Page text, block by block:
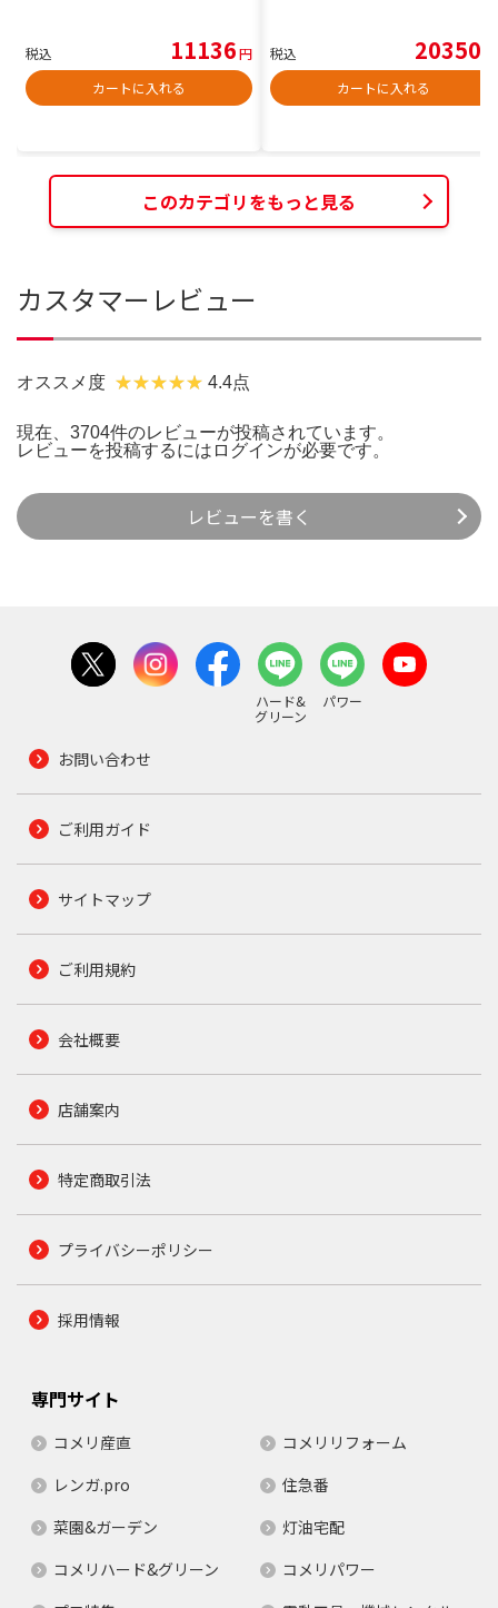
税込 11136円
カートに入れる
税込 20350
カートに入れる
このカテゴリをもっと見る
カスタマーレビュー
オススメ度 4.4点
現在、3704件のレビューが投稿されています。
レビューを投稿するには ログインが必要です。
レビューを書く
ハード&
グリーン
パワー
お問い合わせ
ご利用ガイド
サイトマップ
ご利用規約
会社概要
店舗案内
特定商取引法
プライバシーポリシー
採用情報
専門サイト
コメリ産直
コメリリフォーム
レンガ.pro
住急番
菜園&ガーデン
灯油宅配
コメリハード&グリーン
コメリパワー